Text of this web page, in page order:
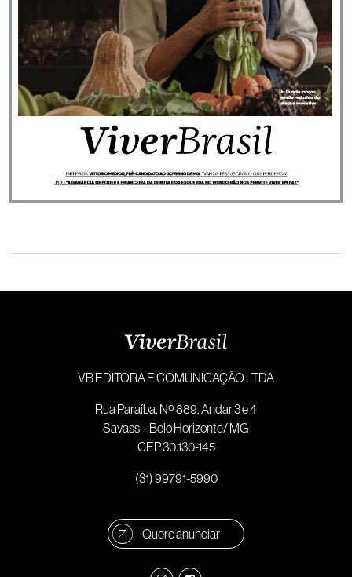
VB EDITORA E COMUNICAÇÃO LTDA
Rua Paraíba, Nº 889, Andar 3 e 4
Savassi - Belo Horizonte/ MG
CEP 30.130-145
(31) 99791-5990
Quero anunciar